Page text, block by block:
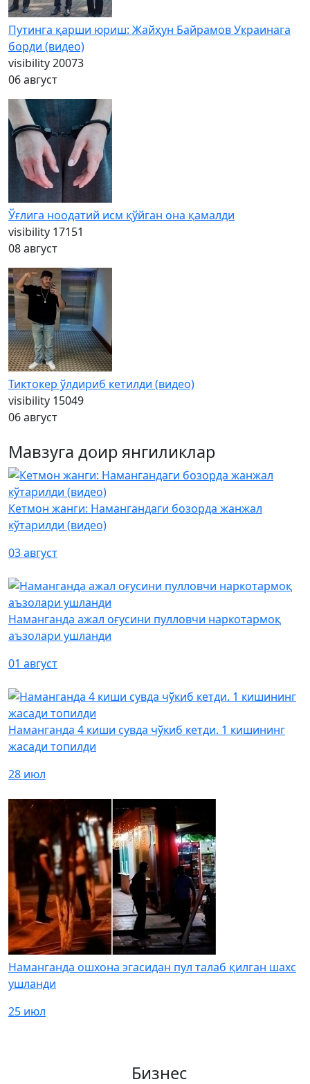
Путинга қарши юриш: Жайҳун Байрамов Украинага
борди (видео)
visibility20073
06 август
Ўғлига ноодатий исм қўйган она қамалди
visibility 17151
08 август
Тиктокер ўлдириб кетилди (видео)
visibility 15049
06 август
Мавзуга доир янгиликлар
Кетмон жанги: Намангандаги бозорда жанжал
кўтарилди (видео)
03 август
Наманганда ажал оғусини пулловчи наркотармоқ
аъзолари ушланди
01 август
Наманганда 4 киши сувда чўкиб кетди. 1 кишининг
жасади топилди
28 июл
Наманганда ошхона эгасидан пул талаб қилган шахс
ушланди
25 июл
Бизнес